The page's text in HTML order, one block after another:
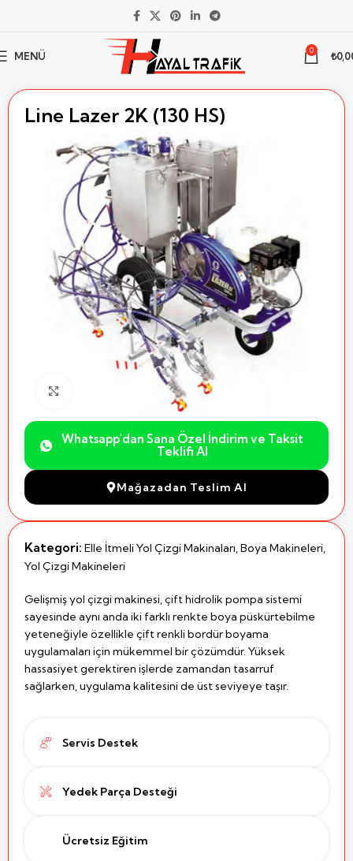
MENÜ 0 ₺
Yol Çizgi Boya ve Makineleri Yol Çizgi Makineleri
Line Lazer 2K (130 HS)
Büyütmek için Tıklayın
Whatsapp'dan Sana Özel İndirim ve Taksit
Teklifi Al
Mağazadan Teslim Al
Kategori: Elle İtmeli Yol Çizgi Makinaları,Boya Makineleri,
Yol Çizgi Makineleri
Gelişmiş yol çizgi makinesi, çift hidrolik pompa sistemi
sayesinde aynı anda iki farklı renkte boya püskürtebilme
yeteneğiyle özellikle çift renkli bordür boyama
uygulamaları için mükemmel bir çözümdür. Yüksek
hassasiyet gerektiren işlerde zamandan tasarruf
sağlarken, uygulama kalitesini de üst seviyeye taşır.
Servis Destek
Yedek Parça Desteği
Ücretsiz Eğitim